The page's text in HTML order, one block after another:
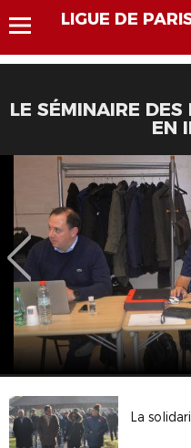
LIGUE DE
LE SÉMINAIRE DES
EN